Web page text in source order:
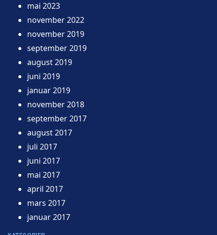
mai 2023
november 2022
november 2019
september 2019
august 2019
juni 2019
januar 2019
november 2018
september 2017
august 2017
juli 2017
juni 2017
mai 2017
april 2017
mars 2017
januar 2017